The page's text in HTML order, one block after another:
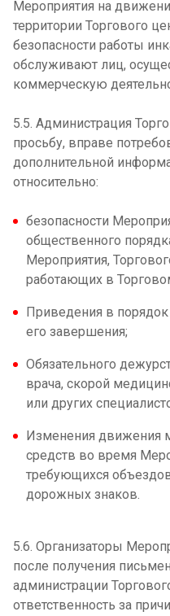
Мероприятия на
территории Торгового
безопасности работы
обслуживают лиц,
коммерческую
5.5. Администрация
просьбу, вправе
дополнительной
относительно:
безопасности
общественного
Мероприятия,
работающих в
Приведения в
его завершения;
Обязательного
врача, скорой
или других
Изменения движения
средств во время
требующихся
дорожных знаков.
5.6. Организаторы
после получения
администрации
ответственность за